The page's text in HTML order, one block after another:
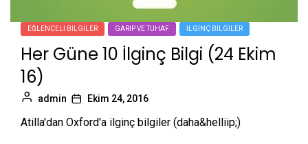
EĞLENCELI BILGILER GARIP VE TUHAF İLGINÇ BILGILER
Her Güne 10 İlginç Bilgi (24 Ekim
16)
admin Ekim 24, 2016
Atilla'dan Oxford'a ilginç bilgiler (daha&helliip;)